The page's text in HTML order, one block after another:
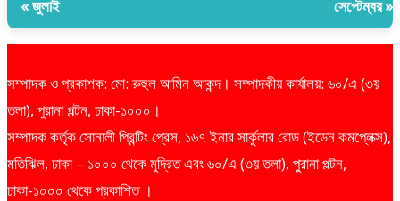
« জুলাই সেপ্টেম্বর »
সম্পাদক ও প্রকাশক: মো: রুহুল আমিন আকন্দ। সম্পাদকীয় কার্যালয়: ৬০/এ (৩য়
তলা), পুরানা পল্টন, ঢাকা-১০০০।
সম্পাদক কর্তৃক সোনালী প্রিন্টিং প্রেস, ১৬৭ ইনার সার্কুলার রোড (ইডেন কমপ্লেক্স),
মতিঝিল, ঢাকা – ১০০০ থেকে মুদ্রিত এবং ৬০/এ (৩য় তলা), পুরানা পল্টন,
ঢাকা-১০০০ থেকে প্রকাশিত ।